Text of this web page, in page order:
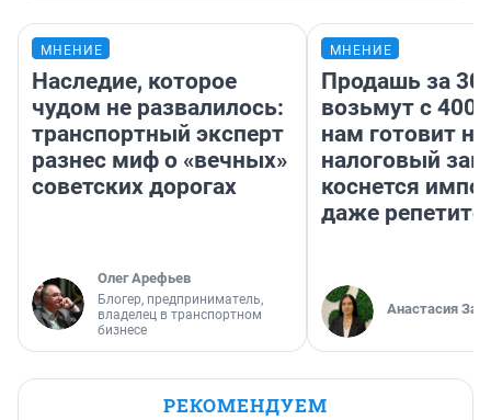
МНЕНИЕ
Наследие, которое
чудом не развалилось:
транспортный эксперт
разнес миф о «вечных»
советских дорогах
Олег Арефьев
Блогер, предприниматель,
владелец в транспортном
бизнесе
МНЕНИЕ
Продашь за
возьмут с
нам готовит
налоговый
коснется
даже
Анастасия
РЕКОМЕНДУЕМ